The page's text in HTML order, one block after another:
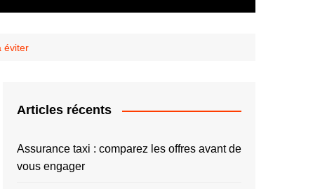
éviter
Articles récents
Assurance taxi : comparez les offres avant de
vous engager